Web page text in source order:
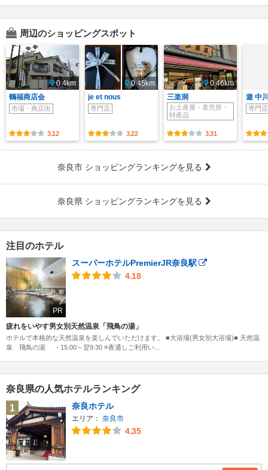
周辺のショッピングスポット
0.4km
鶴福商店会
市場・商店街
3.12
0.45km
je et nous
専門店
3.22
0.46km
三楽洞
お土産屋・直売所・
特産品
3.31
遊 中
専門店
奈良市 ショッピングランキングを見る
奈良県 ショッピングランキングを見る
注目のホテル
PR
スーパーホテルPremierJR奈良駅
4.18
疲れをいやす男女別天然温泉「飛鳥の湯」
ホテルで本格的な天然温泉を楽しんでいただけます。 ■大浴場(男女別大浴場)■ 天然温
泉 飛鳥の湯 ・15:00～翌9:30 ※夜通しご利用い...
奈良県の人気ホテルランキング
1
奈良ホテル
エリア： 奈良市
4.35